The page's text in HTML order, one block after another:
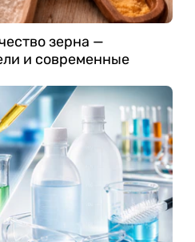
зерна —
и современные